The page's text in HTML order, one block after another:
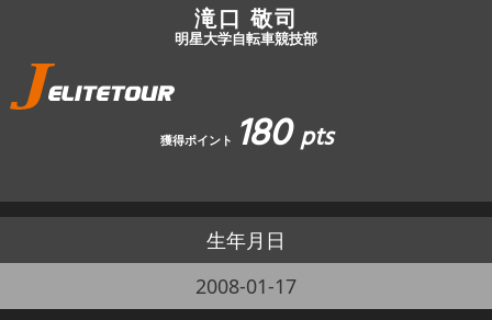
滝口 敬司
明星大学自転車競技部
獲得ポイント 180pts
生年月日
2008-01-17